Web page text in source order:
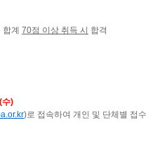
계 70점 이상 취득 시 합격
수)
)로 접속하여 개인 및 단체별 접수